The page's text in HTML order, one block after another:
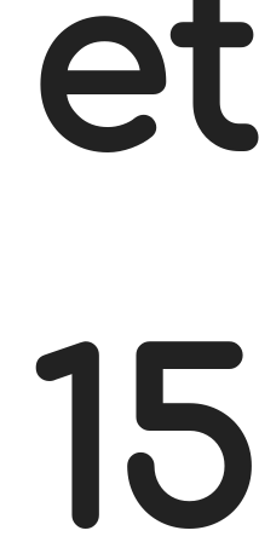
et
15